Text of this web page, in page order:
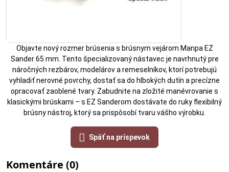
Objavte nový rozmer brúsenia s brúsnym vejárom Manpa EZ
Sander 65 mm. Tento špecializovaný nástavec je navrhnutý pre
náročných rezbárov, modelárov a remeselníkov, ktorí potrebujú
vyhladiť nerovné povrchy, dostať sa do hlbokých dutín a precízne
opracovať zaoblené tvary. Zabudnite na zložité manévrovanie s
klasickými brúskami – s EZ Sanderom dostávate do ruky flexibilný
brúsny nástroj, ktorý sa prispôsobí tvaru vášho výrobku.
Späť na príspevok
Komentáre (0)